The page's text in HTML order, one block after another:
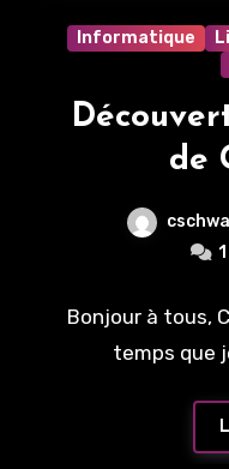
Informatique
de
Bonjour à tous,
temps que